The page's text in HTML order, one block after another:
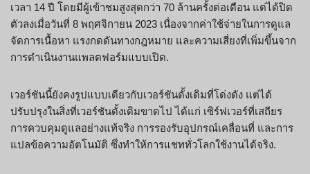
เวลา 14 ปี โดยมีผู้เข้าชมสูงสุดกว่า 70 ล้านครั้งต่อเดือน แต่ได้ปิด
ตัวลงเมื่อวันที่ 8 พฤศจิกายน 2023 เนื่องจากค่าใช้จ่ายในการดูแล
จัดการเนื้อหา แรงกดดันทางกฎหมาย และความเสี่ยงที่เพิ่มขึ้นจาก
การดำเนินงานแพลตฟอร์มแบบเปิด.
เวอร์ชันนี้ยังคงรูปแบบเดียวกับเวอร์ชันดั้งเดิมที่โด่งดัง แต่ได้
ปรับปรุงในสิ่งที่เวอร์ชันดั้งเดิมขาดไป ได้แก่ เซิร์ฟเวอร์ที่เสถียร
การควบคุมดูแลอย่างแท้จริง การรองรับอุปกรณ์เคลื่อนที่ และการ
แปลข้อความอัตโนมัติ ซึ่งทำให้การแชททั่วโลกใช้งานได้จริง.